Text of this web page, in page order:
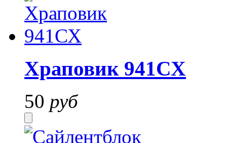
Храповик 941СХ
50 руб